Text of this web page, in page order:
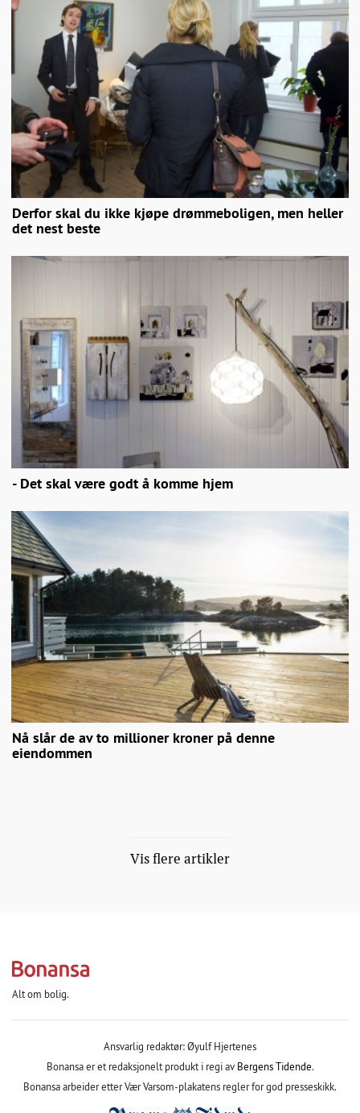
Derfor skal du ikke kjøpe drømmeboligen, men heller
det nest beste
- Det skal være godt å komme hjem
Nå slår de av to millioner kroner på denne
eiendommen
Vis flere artikler
Alt om bolig.
Ansvarlig redaktør: Øyulf Hjertenes
Bonansa er et redaksjonelt produkt i regi av Bergens Tidende.
Bonansa arbeider etter Vær Varsom-plakatens regler for god presseskikk.